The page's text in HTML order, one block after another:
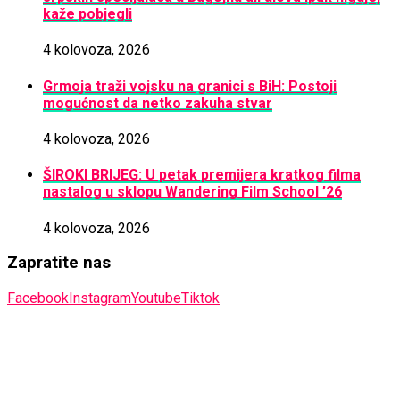
kaže pobjegli
4 kolovoza, 2026
Grmoja traži vojsku na granici s BiH: Postoji
mogućnost da netko zakuha stvar
4 kolovoza, 2026
ŠIROKI BRIJEG: U petak premijera kratkog filma
nastalog u sklopu Wandering Film School ’26
4 kolovoza, 2026
Zapratite nas
FacebookInstagramYoutubeTiktok